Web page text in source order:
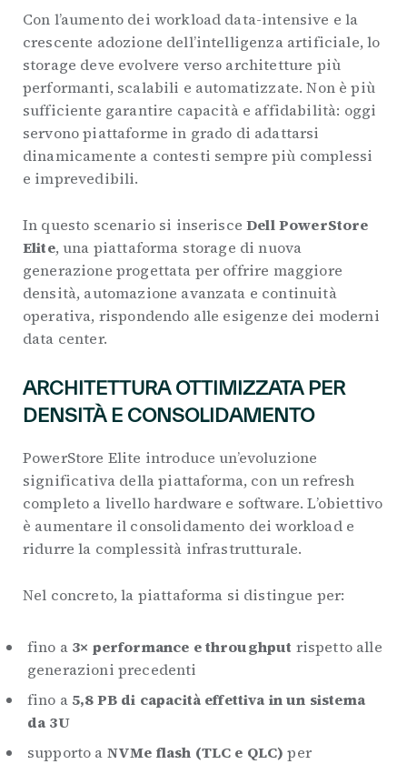
Con l’aumento dei workload data-intensive e la
crescente adozione dell’intelligenza artificiale, lo
storage deve evolvere verso architetture più
performanti, scalabili e automatizzate. Non è più
sufficiente garantire capacità e affidabilità: oggi
servono piattaforme in grado di adattarsi
dinamicamente a contesti sempre più complessi
e imprevedibili.
In questo scenario si inserisceDell PowerStore
Elite, una piattaforma storage di nuova
generazione progettata per offrire maggiore
densità, automazione avanzata e continuità
operativa, rispondendo alle esigenze dei moderni
data center.
ARCHITETTURA OTTIMIZZATA PER
DENSITÀ E CONSOLIDAMENTO
PowerStore Elite introduce un’evoluzione
significativa della piattaforma, con un refresh
completo a livello hardware e software. L’obiettivo
è aumentare il consolidamento dei workload e
ridurre la complessità infrastrutturale.
Nel concreto, la piattaforma si distingue per:
fino a 3× performance e throughput rispetto alle
generazioni precedenti
fino a 5,8 PB di capacità effettiva in un sistema
da 3U
supporto a NVMe flash (TLC e QLC) per